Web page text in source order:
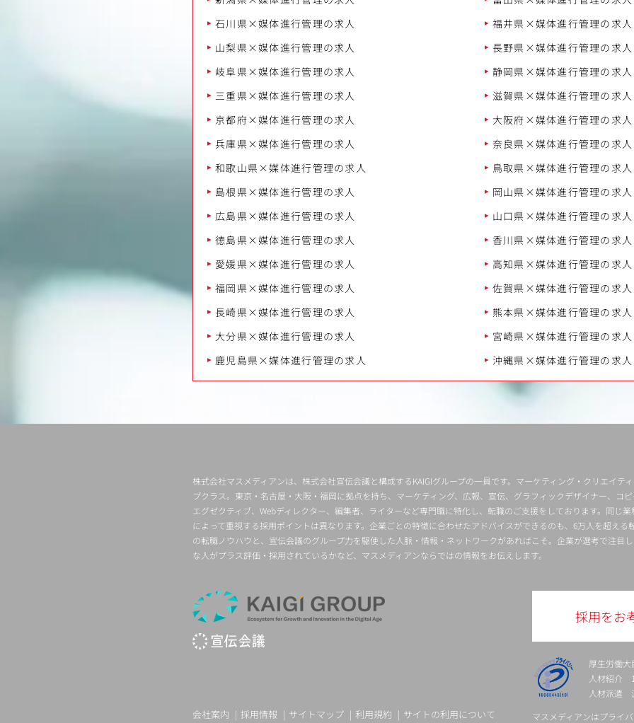
石川県×媒体進行管理の求人
福井県×媒体進行管理の求人
山梨県×媒体進行管理の求人
長野県×媒体進行管理の求人
岐阜県×媒体進行管理の求人
静岡県×媒体進行管理の求人
三重県×媒体進行管理の求人
滋賀県×媒体進行管理の求人
京都府×媒体進行管理の求人
大阪府×媒体進行管理の求人
兵庫県×媒体進行管理の求人
奈良県×媒体進行管理の求人
和歌山県×媒体進行管理の求人
鳥取県×媒体進行管理の求人
島根県×媒体進行管理の求人
岡山県×媒体進行管理の求人
広島県×媒体進行管理の求人
山口県×媒体進行管理の求人
徳島県×媒体進行管理の求人
香川県×媒体進行管理の求人
愛媛県×媒体進行管理の求人
高知県×媒体進行管理の求人
福岡県×媒体進行管理の求人
佐賀県×媒体進行管理の求人
長崎県×媒体進行管理の求人
熊本県×媒体進行管理の求人
大分県×媒体進行管理の求人
宮崎県×媒体進行管理の求人
鹿児島県×媒体進行管理の求人
沖縄県×媒体進行管理の求人
株式会社マスメディアンは、株式会社宣伝会議と構成するKAIGIグループの一員です。マーケティング・クリエイテ
プクラス。東京・名古屋・大阪・福岡に拠点を持ち、マーケティング、広報、宣伝、グラフィックデザイナー、コ
エグゼクティブ、Webディレクター、編集者、ライターなど専門職に特化し、転職のご支援をしております。同じ
によって重視する採用ポイントは異なります。企業ごとの特徴に合わせたアドバイスができるのも、6万人を超える
の転職ノウハウと、宣伝会議のグループ力を駆使した人脈・情報・ネットワークがあればこそ。企業が選考で注目
な人がプラス評価・採用されているかなど、マスメディアンならではの情報をお伝えします。
採用をお
厚生労働
人材紹介
人材派遣
マスメディアンはプライ
会社案内 採用情報 サイトマップ 利用規約 サイトの利用について